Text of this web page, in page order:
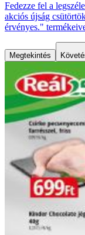
Fedezze fel a
akciós újság
érvényes."
Megtekintés